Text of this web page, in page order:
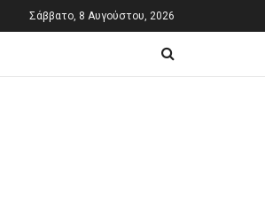
Σάββατο, 8 Αυγούστου, 2026